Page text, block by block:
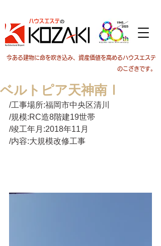
今ある建物に命を吹き込み、資産価値を高めるハウスエステ
のこざきです。
ベルトピア天神南Ⅰ
/工事場所:福岡市中央区清川
/規模:RC造8階建19世帯
/竣工年月:2018年11月
/内容:大規模改修工事